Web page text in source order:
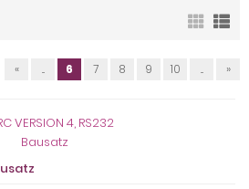
« ... 6 7 8 9 10 ... »